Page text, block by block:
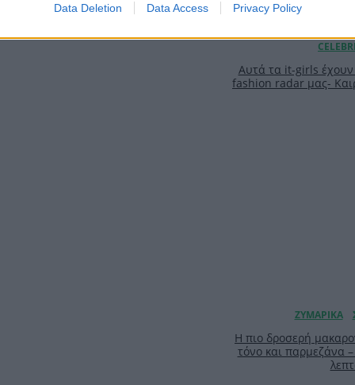
Data Deletion Data Access Privacy Policy
Αυτά τα it-girls έχουν
fashion radar μας-
Η πιο δροσερή
τόνο και παρμεζάνα